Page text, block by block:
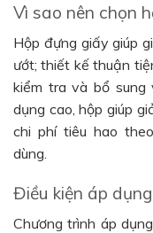
Vì sao nên chọn
Hộp đựng giấy giúp
ướt; thiết kế thuận
kiểm tra và bổ
dụng cao, hộp giúp
chi phí tiêu hao
dùng.
Điều kiện áp
Chương trình áp